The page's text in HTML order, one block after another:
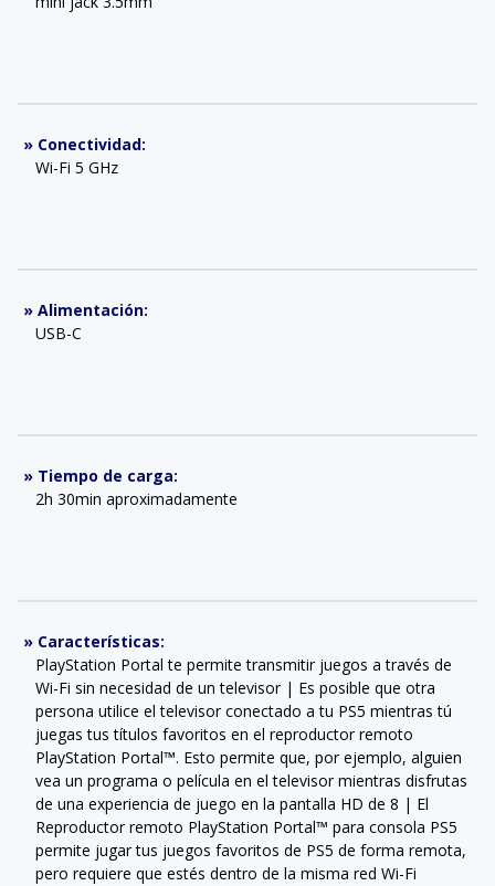
» Conectividad:
Wi-Fi 5 GHz
» Alimentación:
USB-C
» Tiempo de carga:
2h 30min aproximadamente
» Características:
PlayStation Portal te permite transmitir juegos a través de
Wi-Fi sin necesidad de un televisor | Es posible que otra
persona utilice el televisor conectado a tu PS5 mientras tú
juegas tus títulos favoritos en el reproductor remoto
PlayStation Portal™. Esto permite que, por ejemplo, alguien
vea un programa o película en el televisor mientras disfrutas
de una experiencia de juego en la pantalla HD de 8 | El
Reproductor remoto PlayStation Portal™ para consola PS5
permite jugar tus juegos favoritos de PS5 de forma remota,
pero requiere que estés dentro de la misma red Wi-Fi